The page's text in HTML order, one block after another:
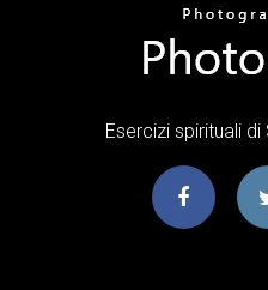
Esercizi spirituali